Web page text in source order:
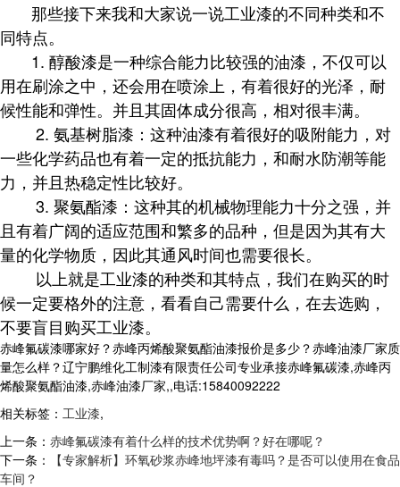
那些接下来我和大家说一说工业漆的不同种类和不
同特点。
1. 醇酸漆是一种综合能力比较强的油漆，不仅可以
用在刷涂之中，还会用在喷涂上，有着很好的光泽，耐
候性能和弹性。并且其固体成分很高，相对很丰满。
2. 氨基树脂漆：这种油漆有着很好的吸附能力，对
一些化学药品也有着一定的抵抗能力，和耐水防潮等能
力，并且热稳定性比较好。
3. 聚氨酯漆：这种其的机械物理能力十分之强，并
且有着广阔的适应范围和繁多的品种，但是因为其有大
量的化学物质，因此其通风时间也需要很长。
以上就是工业漆的种类和其特点，我们在购买的时
候一定要格外的注意，看看自己需要什么，在去选购，
不要盲目购买工业漆。
赤峰氟碳漆哪家好？赤峰丙烯酸聚氨酯油漆报价是多少？赤峰油漆厂家质
量怎么样？辽宁鹏维化工制漆有限责任公司专业承接赤峰氟碳漆,赤峰丙
烯酸聚氨酯油漆,赤峰油漆厂家,,电话:15840092222
相关标签： 工业漆,
上一条： 赤峰氟碳漆有着什么样的技术优势啊？好在哪呢？
下一条：
【专家解析】环氧砂浆赤峰地坪漆有毒吗？是否可以使用在食品
车间？